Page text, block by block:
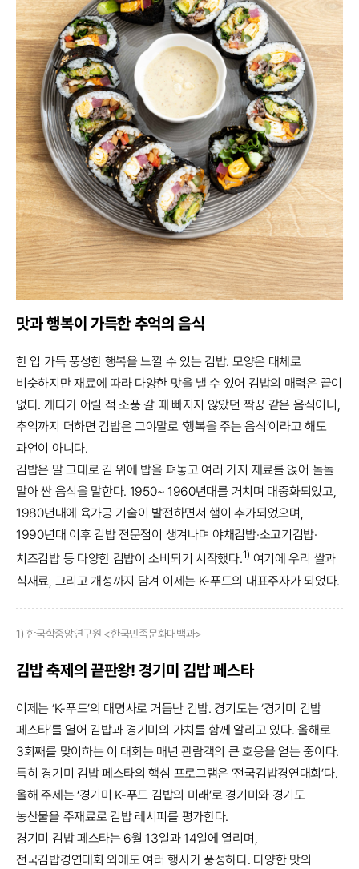
맛과 행복이 가득한 추억의 음식
한 입 가득 풍성한 행복을 느낄 수 있는 김밥. 모양은 대체로
비슷하지만 재료에 따라 다양한 맛을 낼 수 있어 김밥의 매력은 끝이
없다. 게다가 어릴 적 소풍 갈 때 빠지지 않았던 짝꿍 같은 음식이니,
추억까지 더하면 김밥은 그야말로 ‘행복을 주는 음식’이라고 해도
과언이 아니다.
김밥은 말 그대로 김 위에 밥을 펴놓고 여러 가지 재료를 얹어 돌돌
말아 싼 음식을 말한다. 1950~ 1960년대를 거치며 대중화되었고,
1980년대에 육가공 기술이 발전하면서 햄이 추가되었으며,
1990년대 이후 김밥 전문점이 생겨나며 야채김밥·소고기김밥·
치즈김밥 등 다양한 김밥이 소비되기 시작했다.1) 여기에 우리 쌀과
식재료, 그리고 개성까지 담겨 이제는 K-푸드의 대표주자가 되었다.
1) 한국학중앙연구원 <한국민족문화대백과>
김밥 축제의 끝판왕! 경기미 김밥 페스타
이제는 ‘K-푸드’의 대명사로 거듭난 김밥. 경기도는 ‘경기미 김밥
페스타’를 열어 김밥과 경기미의 가치를 함께 알리고 있다. 올해로
3회째를 맞이하는 이 대회는 매년 관람객의 큰 호응을 얻는 중이다.
특히 경기미 김밥 페스타의 핵심 프로그램은 ‘전국김밥경연대회’다.
올해 주제는 ‘경기미 K-푸드 김밥의 미래’로 경기미와 경기도
농산물을 주재료로 김밥 레시피를 평가한다.
경기미 김밥 페스타는 6월 13일과 14일에 열리며,
전국김밥경연대회 외에도 여러 행사가 풍성하다. 다양한 맛의